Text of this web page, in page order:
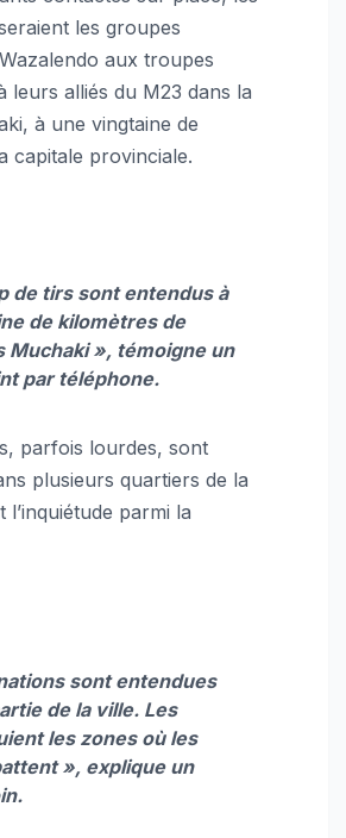
les groupes
aux troupes
leurs alliés du M23 dans la
à une vingtaine de
capitale provinciale.
de tirs sont entendus à
de kilomètres de
Muchaki », témoigne un
par téléphone.
parfois lourdes, sont
plusieurs quartiers de la
l’inquiétude parmi la
sont entendues
de la ville. Les
les zones où les
», explique un